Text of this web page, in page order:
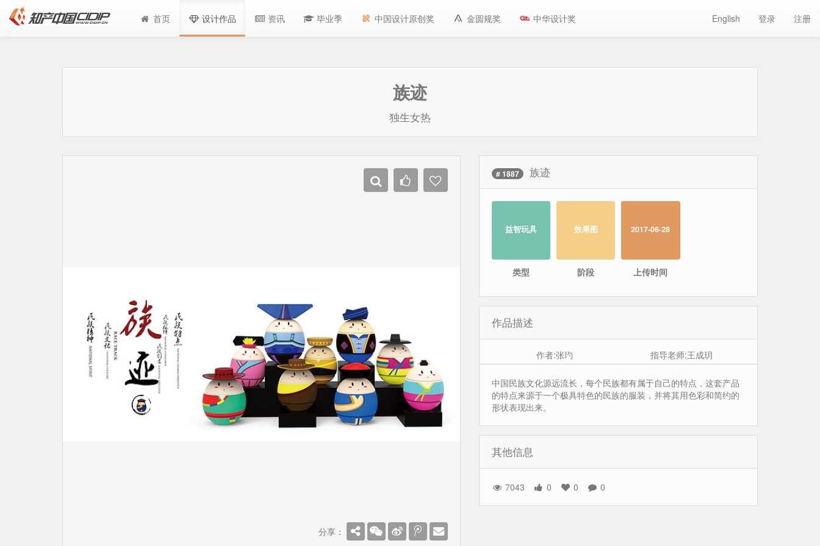
首页 设计作品 资讯 毕业季 中国设计原创奖 金圆规奖 中华设计奖 English 登录 注册
族迹
独生女热
分享：
# 1887 族迹
益智玩具
类型
效果图
阶段
2017-06-28
上传时间
作品描述
作者:张玓 指导老师:王成玥
中国民族文化源远流长，每个民族都有属于自己的特点，这套产品
的特点来源于一个极具特色的民族的服装，并将其用色彩和简约的
形状表现出来。
其他信息
7043 0 0 0